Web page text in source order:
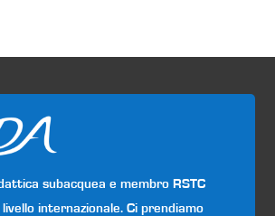
subacquea e membro RSTC
internazionale. Ci prendiamo